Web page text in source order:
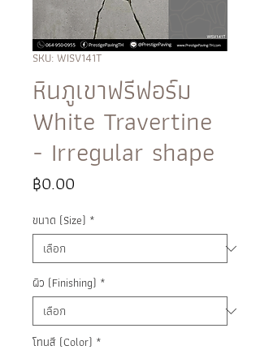
SKU: WISV141T
หินภูเขาฟรีฟอร์ม
White Travertine
- Irregular shape
฿0.00
ขนาด (Size) *
ผิว (Finishing) *
โทนสี (Color) *